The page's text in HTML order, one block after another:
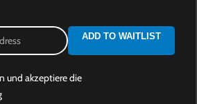
ADD TO WAITLIST
und akzeptiere die